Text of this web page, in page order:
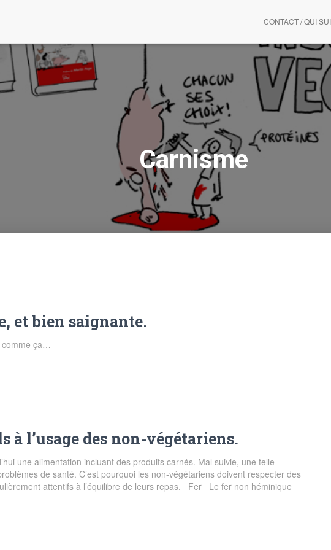
CONTACT / QUI
Carnisme
et bien saignante.
comme ça…
l’usage des non-végétariens.
une alimentation incluant des produits carnés. Mal suivie, une telle
de santé. C’est pourquoi les non-végétariens doivent respecter des
attentifs à l’équilibre de leurs repas. Fer Le fer non héminique